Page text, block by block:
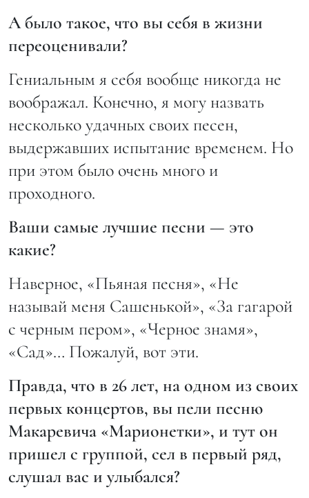
А было такое, что вы себя в жизни
переоценивали?
Гениальным я себя вообще никогда не
воображал. Конечно, я могу назвать
несколько удачных своих песен,
выдержавших испытание временем. Но
при этом было очень много и
проходного.
Ваши самые лучшие песни — это
какие?
Наверное, «Пьяная песня», «Не
называй меня Сашенькой», «За гагарой
с черным пером», «Черное знамя»,
«Сад»… Пожалуй, вот эти.
Правда, что в 26 лет, на одном из своих
первых концертов, вы пели песню
Макаревича «Марионетки», и тут он
пришел с группой, сел в первый ряд,
слушал вас и улыбался?